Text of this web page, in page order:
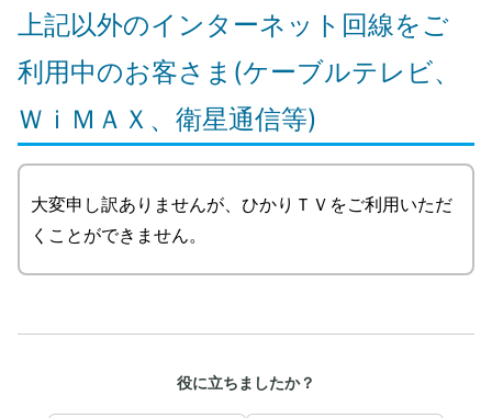
上記以外のインターネット回線をご
利用中のお客さま(ケーブルテレビ、
ＷｉＭＡＸ、衛星通信等)
大変申し訳ありませんが、ひかりＴＶをご利用いただ
くことができません。
役に立ちましたか？